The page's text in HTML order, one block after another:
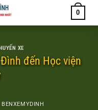
0
XE
đến Học viện
BENXEMYDINH